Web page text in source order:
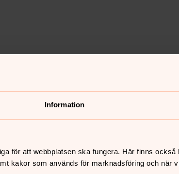
Information
för att webbplatsen ska fungera. Här finns
kakor som används för marknadsföring och när